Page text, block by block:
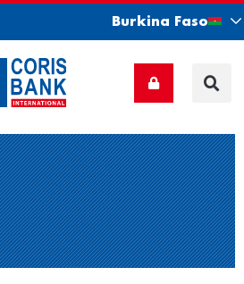
Burkina Faso